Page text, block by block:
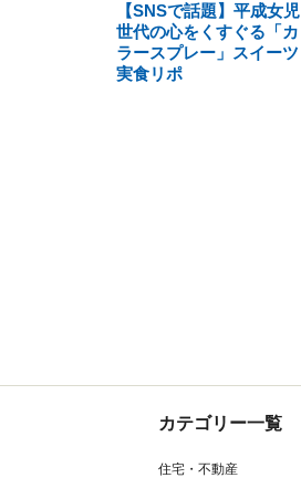
【SNSで話題】平成女児
世代の心をくすぐる「カ
ラースプレー」スイーツ
実食リポ
カテゴリー一覧
住宅・不動産